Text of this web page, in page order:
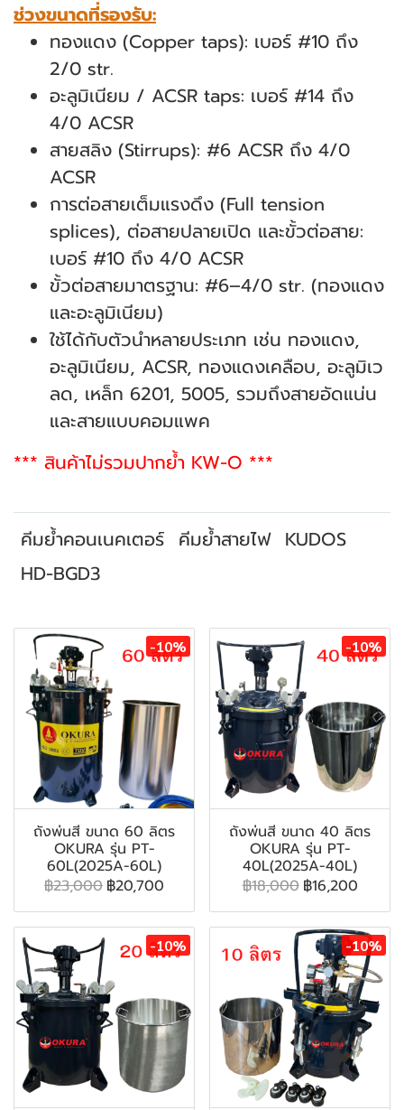
ช่วงขนาดที่รองรับ:
ทองแดง (Copper taps): เบอร์ #10 ถึง
2/0 str.
อะลูมิเนียม / ACSR taps: เบอร์ #14 ถึง
4/0 ACSR
สายสลิง (Stirrups): #6 ACSR ถึง 4/0
ACSR
การต่อสายเต็มแรงดึง (Full tension
splices), ต่อสายปลายเปิด และขั้วต่อสาย:
เบอร์ #10 ถึง 4/0 ACSR
ขั้วต่อสายมาตรฐาน: #6–4/0 str. (ทองแดง
และอะลูมิเนียม)
ใช้ได้กับตัวนำหลายประเภท เช่น ทองแดง,
อะลูมิเนียม, ACSR, ทองแดงเคลือบ, อะลูมิเว
ลด, เหล็ก 6201, 5005, รวมถึงสายอัดแน่น
และสายแบบคอมแพค
*** สินค้าไม่รวมปากย้ำ KW-O ***
คีมย้ำคอนเนคเตอร์ คีมย้ำสายไฟ KUDOS
HD-BGD3
-10%
ถังพ่นสี ขนาด 60 ลิตร
OKURA รุ่น PT-
60L(2025A-60L)
฿23,000 ฿20,700
-10%
ถังพ่นสี ขนาด 40 ลิตร
OKURA รุ่น PT-
40L(2025A-40L)
฿18,000 ฿16,200
-10% -10%